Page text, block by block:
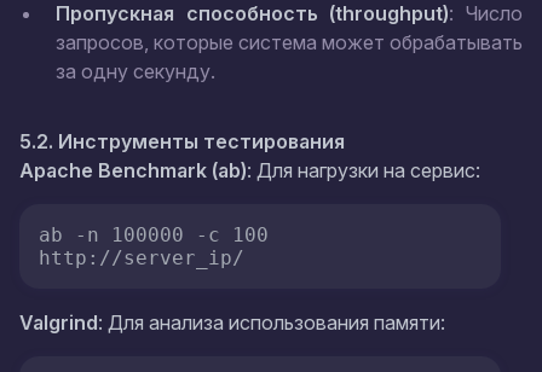
Пропускная способность (throughput): Число
запросов, которые система может обрабатывать
за одну секунду.
5.2. Инструменты тестирования
Apache Benchmark (ab): Для нагрузки на сервис:
ab -n 100000 -c 100
http://server_ip/
Valgrind: Для анализа использования памяти: